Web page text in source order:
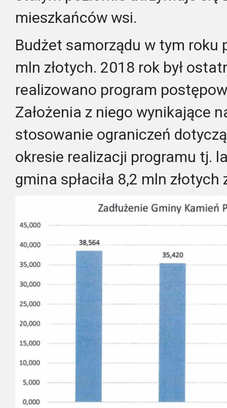
mieszkańców wsi.
Budżet samorządu w tym roku
mln złotych. 2018 rok był
realizowano program
Założenia z niego wynikające
stosowanie ograniczeń
okresie realizacji programu tj.
gmina spłaciła 8,2 mln